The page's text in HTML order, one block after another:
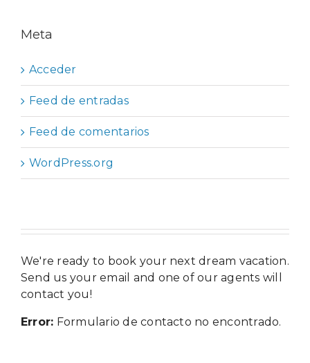
Meta
Acceder
Feed de entradas
Feed de comentarios
WordPress.org
We're ready to book your next dream vacation.
Send us your email and one of our agents will
contact you!
Error: Formulario de contacto no encontrado.